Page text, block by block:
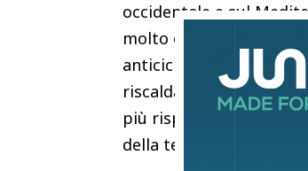
occidentale e sul
molto calda e il
anticiclonica viene
riscalda ulteriormente)
più rispetto alle medie
della terribile estate del